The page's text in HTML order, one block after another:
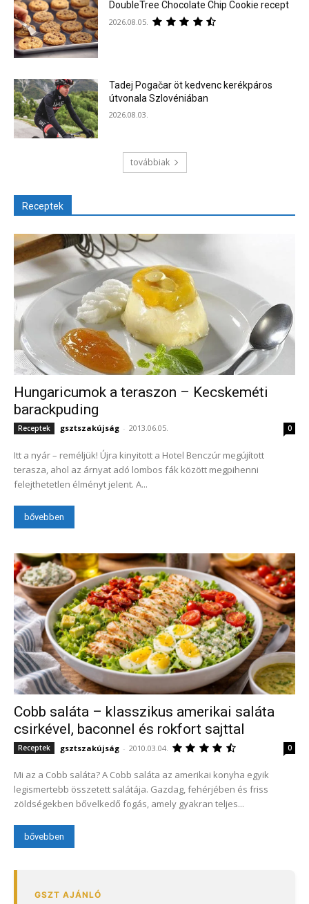
DoubleTree Chocolate Chip Cookie recept
2026.08.05.
Tadej Pogačar öt kedvenc kerékpáros
útvonala Szlovéniában
2026.08.03.
továbbiak
Receptek
Hungaricumok a teraszon – Kecskeméti
barackpuding
Receptek gsztszakújság - 2013.06.05. 0
Itt a nyár – reméljük! Újra kinyitott a Hotel Benczúr megújított
terasza, ahol az árnyat adó lombos fák között megpihenni
felejthetetlen élményt jelent. A...
bővebben
Cobb saláta – klasszikus amerikai saláta
csirkével, baconnel és rokfort sajttal
Receptek gsztszakújság - 2010.03.04. 0
Mi az a Cobb saláta? A Cobb saláta az amerikai konyha egyik
legismertebb összetett salátája. Gazdag, fehérjében és friss
zöldségekben bővelkedő fogás, amely gyakran teljes...
bővebben